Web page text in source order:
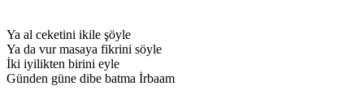
Ya al ceketini ikile şöyle
Ya da vur masaya fikrini söyle
İki iyilikten birini eyle
Günden güne dibe batma İrbaam